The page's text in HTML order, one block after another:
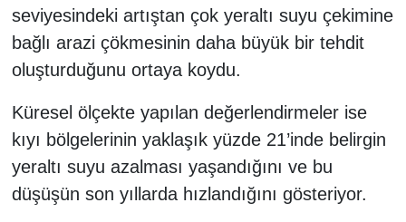
seviyesindeki artıştan çok yeraltı suyu çekimine
bağlı arazi çökmesinin daha büyük bir tehdit
oluşturduğunu ortaya koydu.
Küresel ölçekte yapılan değerlendirmeler ise
kıyı bölgelerinin yaklaşık yüzde 21’inde belirgin
yeraltı suyu azalması yaşandığını ve bu
düşüşün son yıllarda hızlandığını gösteriyor.